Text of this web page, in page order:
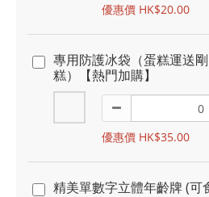
優惠價 HK$20.00
專用防護冰袋（蛋糕運送
糕）【熱門加購】
優惠價 HK$35.00
精美單數字立體年齡牌 (可